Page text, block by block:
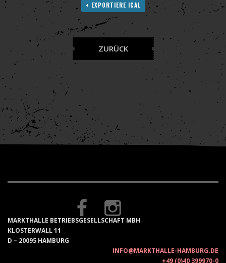
+ EXPORTIERE ICAL
ZURÜCK
MARKTHALLE BETRIEBSGESELLSCHAFT MBH
KLOSTERWALL 11
D – 20095 HAMBURG
INFO@MARKTHALLE-HAMBURG.DE
+49 (0)40 399970-0